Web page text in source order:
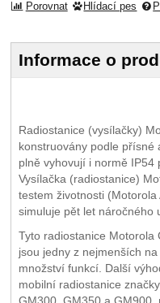
Porovnat Hlídací pes
Informace o
Radiostanice (vysílačky)
konstruovány podle přísné
plně vyhovují i normě IP54
Vysílačka (radiostanice)
testem životnosti
simuluje pět let náročného
Tyto radiostanice Motorola
jsou jedny z nejmenších
množství funkcí. Další
mobilní radiostanice